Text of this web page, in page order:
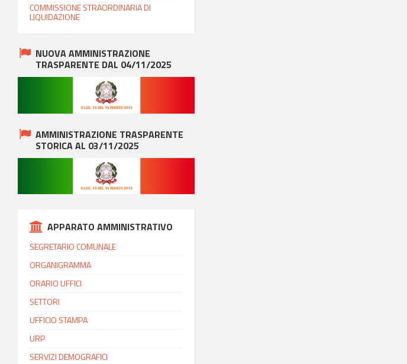
COMMISSIONE STRAORDINARIA DI
LIQUIDAZIONE
NUOVA AMMINISTRAZIONE
TRASPARENTE DAL 04/11/2025
AMMINISTRAZIONE TRASPARENTE
STORICA AL 03/11/2025
APPARATO AMMINISTRATIVO
SEGRETARIO COMUNALE
ORGANIGRAMMA
ORARIO UFFICI
SETTORI
UFFICIO STAMPA
URP
SERVIZI DEMOGRAFICI